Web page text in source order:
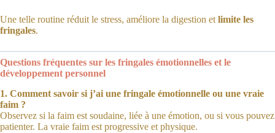
Une telle routine réduit le stress, améliore la digestion et limite les
fringales.
Questions fréquentes sur les fringales émotionnelles et le
développement personnel
1. Comment savoir si j’ai une fringale émotionnelle ou une vraie
faim ?
Observez si la faim est soudaine, liée à une émotion, ou si vous pouvez
patienter. La vraie faim est progressive et physique.